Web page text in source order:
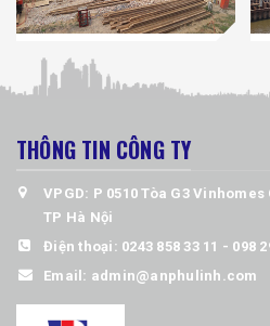
THÔNG TIN CÔNG TY
VPGD: P 0510 Tòa G3
TP Hà Nội
Điện thoại: 0243 858 33 11 - 098
Email: admin@anphulinh.com